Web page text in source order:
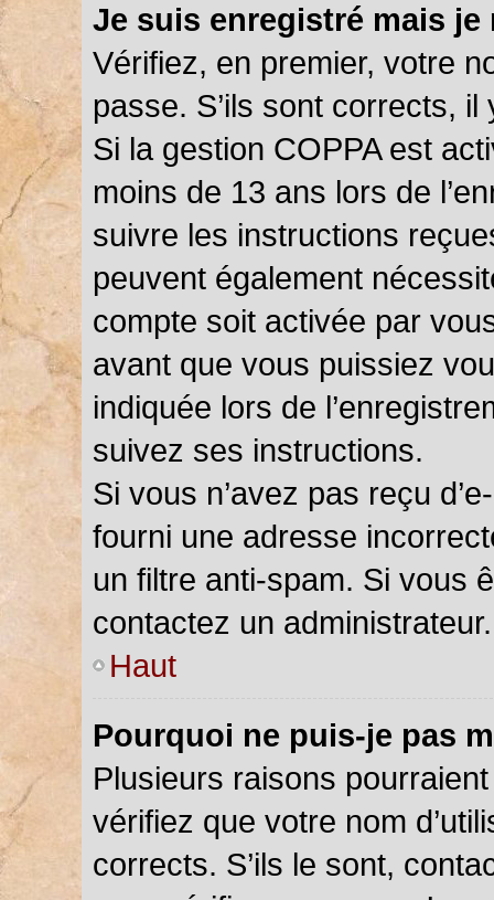
Je suis enregistré mais
Vérifiez, en premier, votre
passe. S’ils sont corrects,
Si la gestion COPPA est
moins de 13 ans lors de
suivre les instructions
peuvent également
compte soit activée par
avant que vous puissiez
indiquée lors de
suivez ses instructions.
Si vous n’avez pas reçu
fourni une adresse
un filtre anti-spam. Si vous
contactez un administrateur.
Haut
Pourquoi ne puis-je pas
Plusieurs raisons
vérifiez que votre nom
corrects. S’ils le sont,